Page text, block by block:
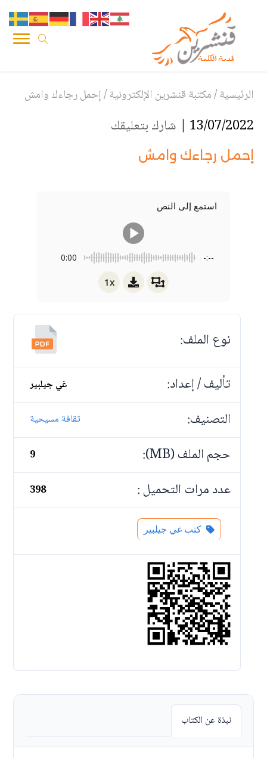
الرئيسية/مكتبة قنشرين الإلكترونية/إحمل رجاءك وامش
13/07/2022 | شارك بتعليقك
إحمل رجاءك وامش
استمع إلى النص
0:00 -:--
1x
نوع الملف:
تأليف / إعداد:
غي جيلبير
التصنيف: ثقافة مسيحية
حجم الملف (MB): 9
عدد مرات التحميل : 398
كتب غي جيلبير
نبذة عن الكتاب